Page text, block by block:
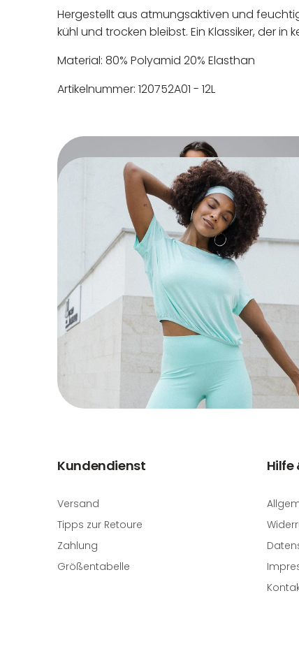
Hergestellt aus atmungsaktiven und
kühl und trocken bleibst. Ein Klassiker, der
Material: 80% Polyamid 20% Elasthan
Artikelnummer: 120752A01 - 12L
Nicht bleichen
Nicht bügeln
Nicht trocknergeeignet
In der EU
Kundendienst
Versand
Tipps zur Retoure
Zahlung
Größentabelle
Hilfe